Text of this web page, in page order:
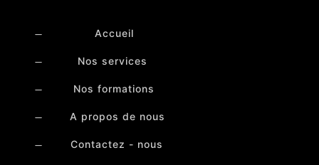
K Accueil
K Nos services
K Nos formations
K A propos de nous
K Contactez - nous